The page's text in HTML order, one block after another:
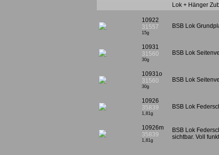
Lok + Hänger
10922
31557
15g
BSB Lok
10931
31560
30g
BSB Lok
10931o
31560
30g
BSB Lok
10926
35839
1,81g
BSB Lok
10926m
35839
1,81g
BSB Lok
sichtbar. Voll